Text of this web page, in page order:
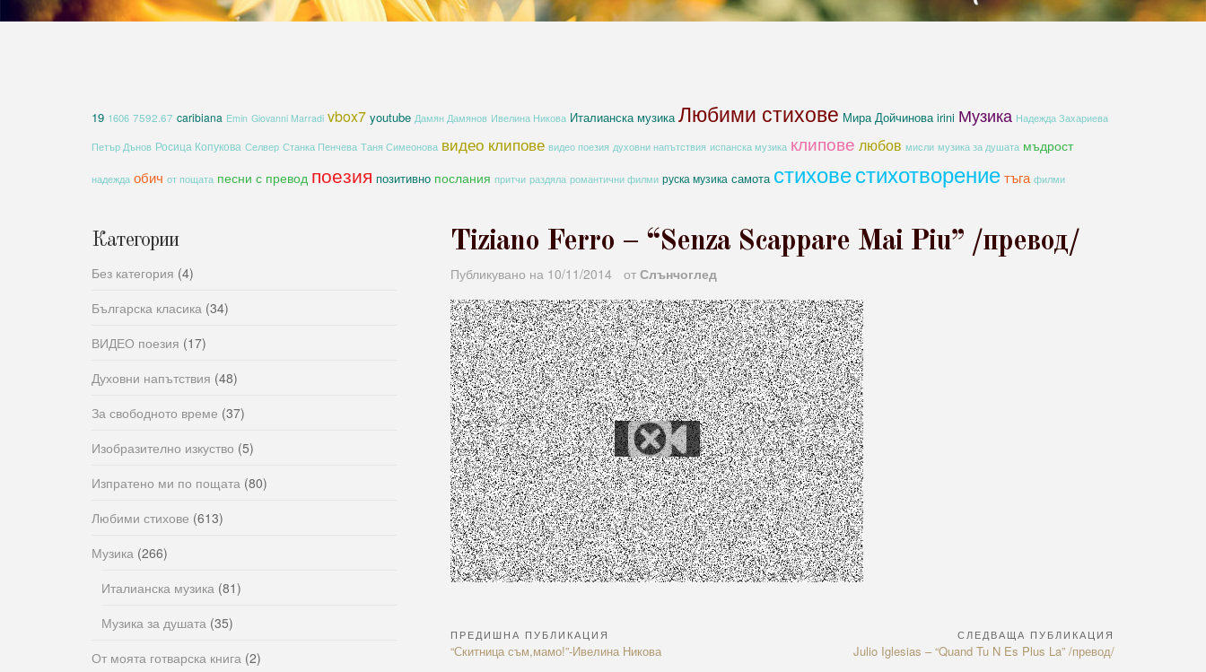
19 1606 7592.67 caribiana Emin Giovanni Marradi vbox7 youtube Дамян Дамянов Ивелина Никова Италианска музика Любими стихове Мира Дойчинова irini Музика Надежда Захариева
Петър Дънов Росица Копукова Селвер Станка Пенчева Таня Симеонова видео клипове видео поезия духовни напътствия испанска музика клипове любов мисли музика за душата мъдрост
надежда обич от пощата песни с превод поезия позитивно послания притчи раздяла романтични филми руска музика самота стиховестихотворениетъга филми
Tiziano Ferro – “Senza Scappare Mai Piu” /превод/
Публикувано на 10/11/2014 от Слънчоглед
Навигация
ПРЕДИШНА ПУБЛИКАЦИЯ
Previous
“Скитница съм,мамо!”-Ивелина Никова
СЛЕДВАЩА ПУБЛИКАЦИЯ
Next
Julio Iglesias – “Quand Tu N Es Plus La” /превод/
Категории
Без категория (4)
Българска класика (34)
ВИДЕО поезия (17)
Духовни напътствия (48)
За свободното време (37)
Изобразително изкуство (5)
Изпратено ми по пощата (80)
Любими стихове (613)
Музика (266)
Италианска музика (81)
Музика за душата (35)
От моята готварска книга (2)